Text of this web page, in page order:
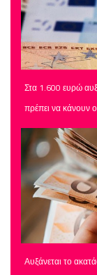
Στα 1.600 ευρώ
πρέπει να κάνουν
Αυξάνεται το